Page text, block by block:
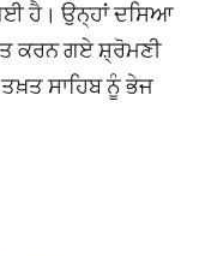
ਗਈ ਹੈ। ਉਨ੍ਹਾਂ ਦਸਿਆ
ਕਰਨ ਗਏ ਸ਼੍ਰੋਮਣੀ
ਸਾਹਿਬ ਨੂੰ ਭੇਜ